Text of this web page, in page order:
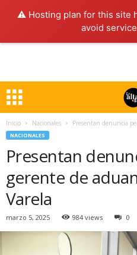
⚠️ Hosting plan for this site
avoid
Inicio Nacionales Presentan denuncia
NACIONALES
Presentan
gerente de
Varela
marzo 5, 2025 984 views 0